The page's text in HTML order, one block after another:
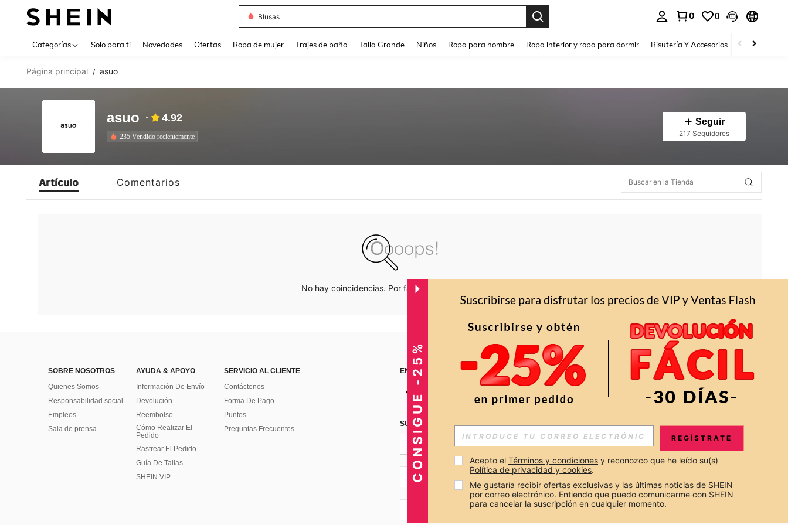
Blusas
0 0
Categorías Solo para ti Novedades Ofertas Ropa de mujer Trajes de baño Talla Grande Niños Ropa para hombre Ropa interior y ropa para dormir Bisutería Y Accesorios Zapatos
Página principal / asuo
asuo 4.92
235 Vendido recientemente
Seguir
217 Seguidores
Artículo Comentarios
No hay coincidencias. Por favor inténtalo de nuevo.
SOBRE NOSOTROS
Quienes Somos
Responsabilidad social
Empleos
Sala de prensa
AYUDA & APOYO
Información De Envío
Devolución
Reembolso
Cómo Realizar El
Pedido
Rastrear El Pedido
Guía De Tallas
SHEIN VIP
SERVICIO AL CLIENTE
Contáctenos
Forma De Pago
Puntos
Preguntas Frecuentes
ENCUÉNTRANOS EN APP
SUSCRÍBETE PARA RECIBIR OFERTAS EXCLUSIVAS, PROMOCIONES Y NOTICIAS DE SHEIN
CO + 57
CONSIGUE -25% REGÍSTRATE
Acepto el Términos y condiciones y reconozco que he leído su(s)
Política de privacidad y cookies.
Me gustaría recibir ofertas exclusivas y las últimas noticias de SHEIN
por correo electrónico. Entiendo que puedo comunicarme con SHEIN
para cancelar la suscripción en cualquier momento.